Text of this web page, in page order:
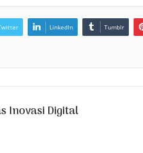
LinkedIn Tumblr
Inovasi Digital